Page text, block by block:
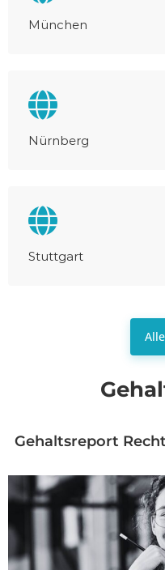
München
Nürnberg
Stuttgart
Gehaltsreport